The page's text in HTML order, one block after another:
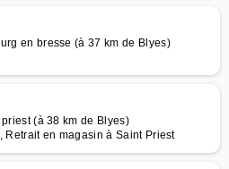
en bresse (à 37 km de Blyes)
(à 38 km de Blyes)
Retrait en magasin à Saint Priest